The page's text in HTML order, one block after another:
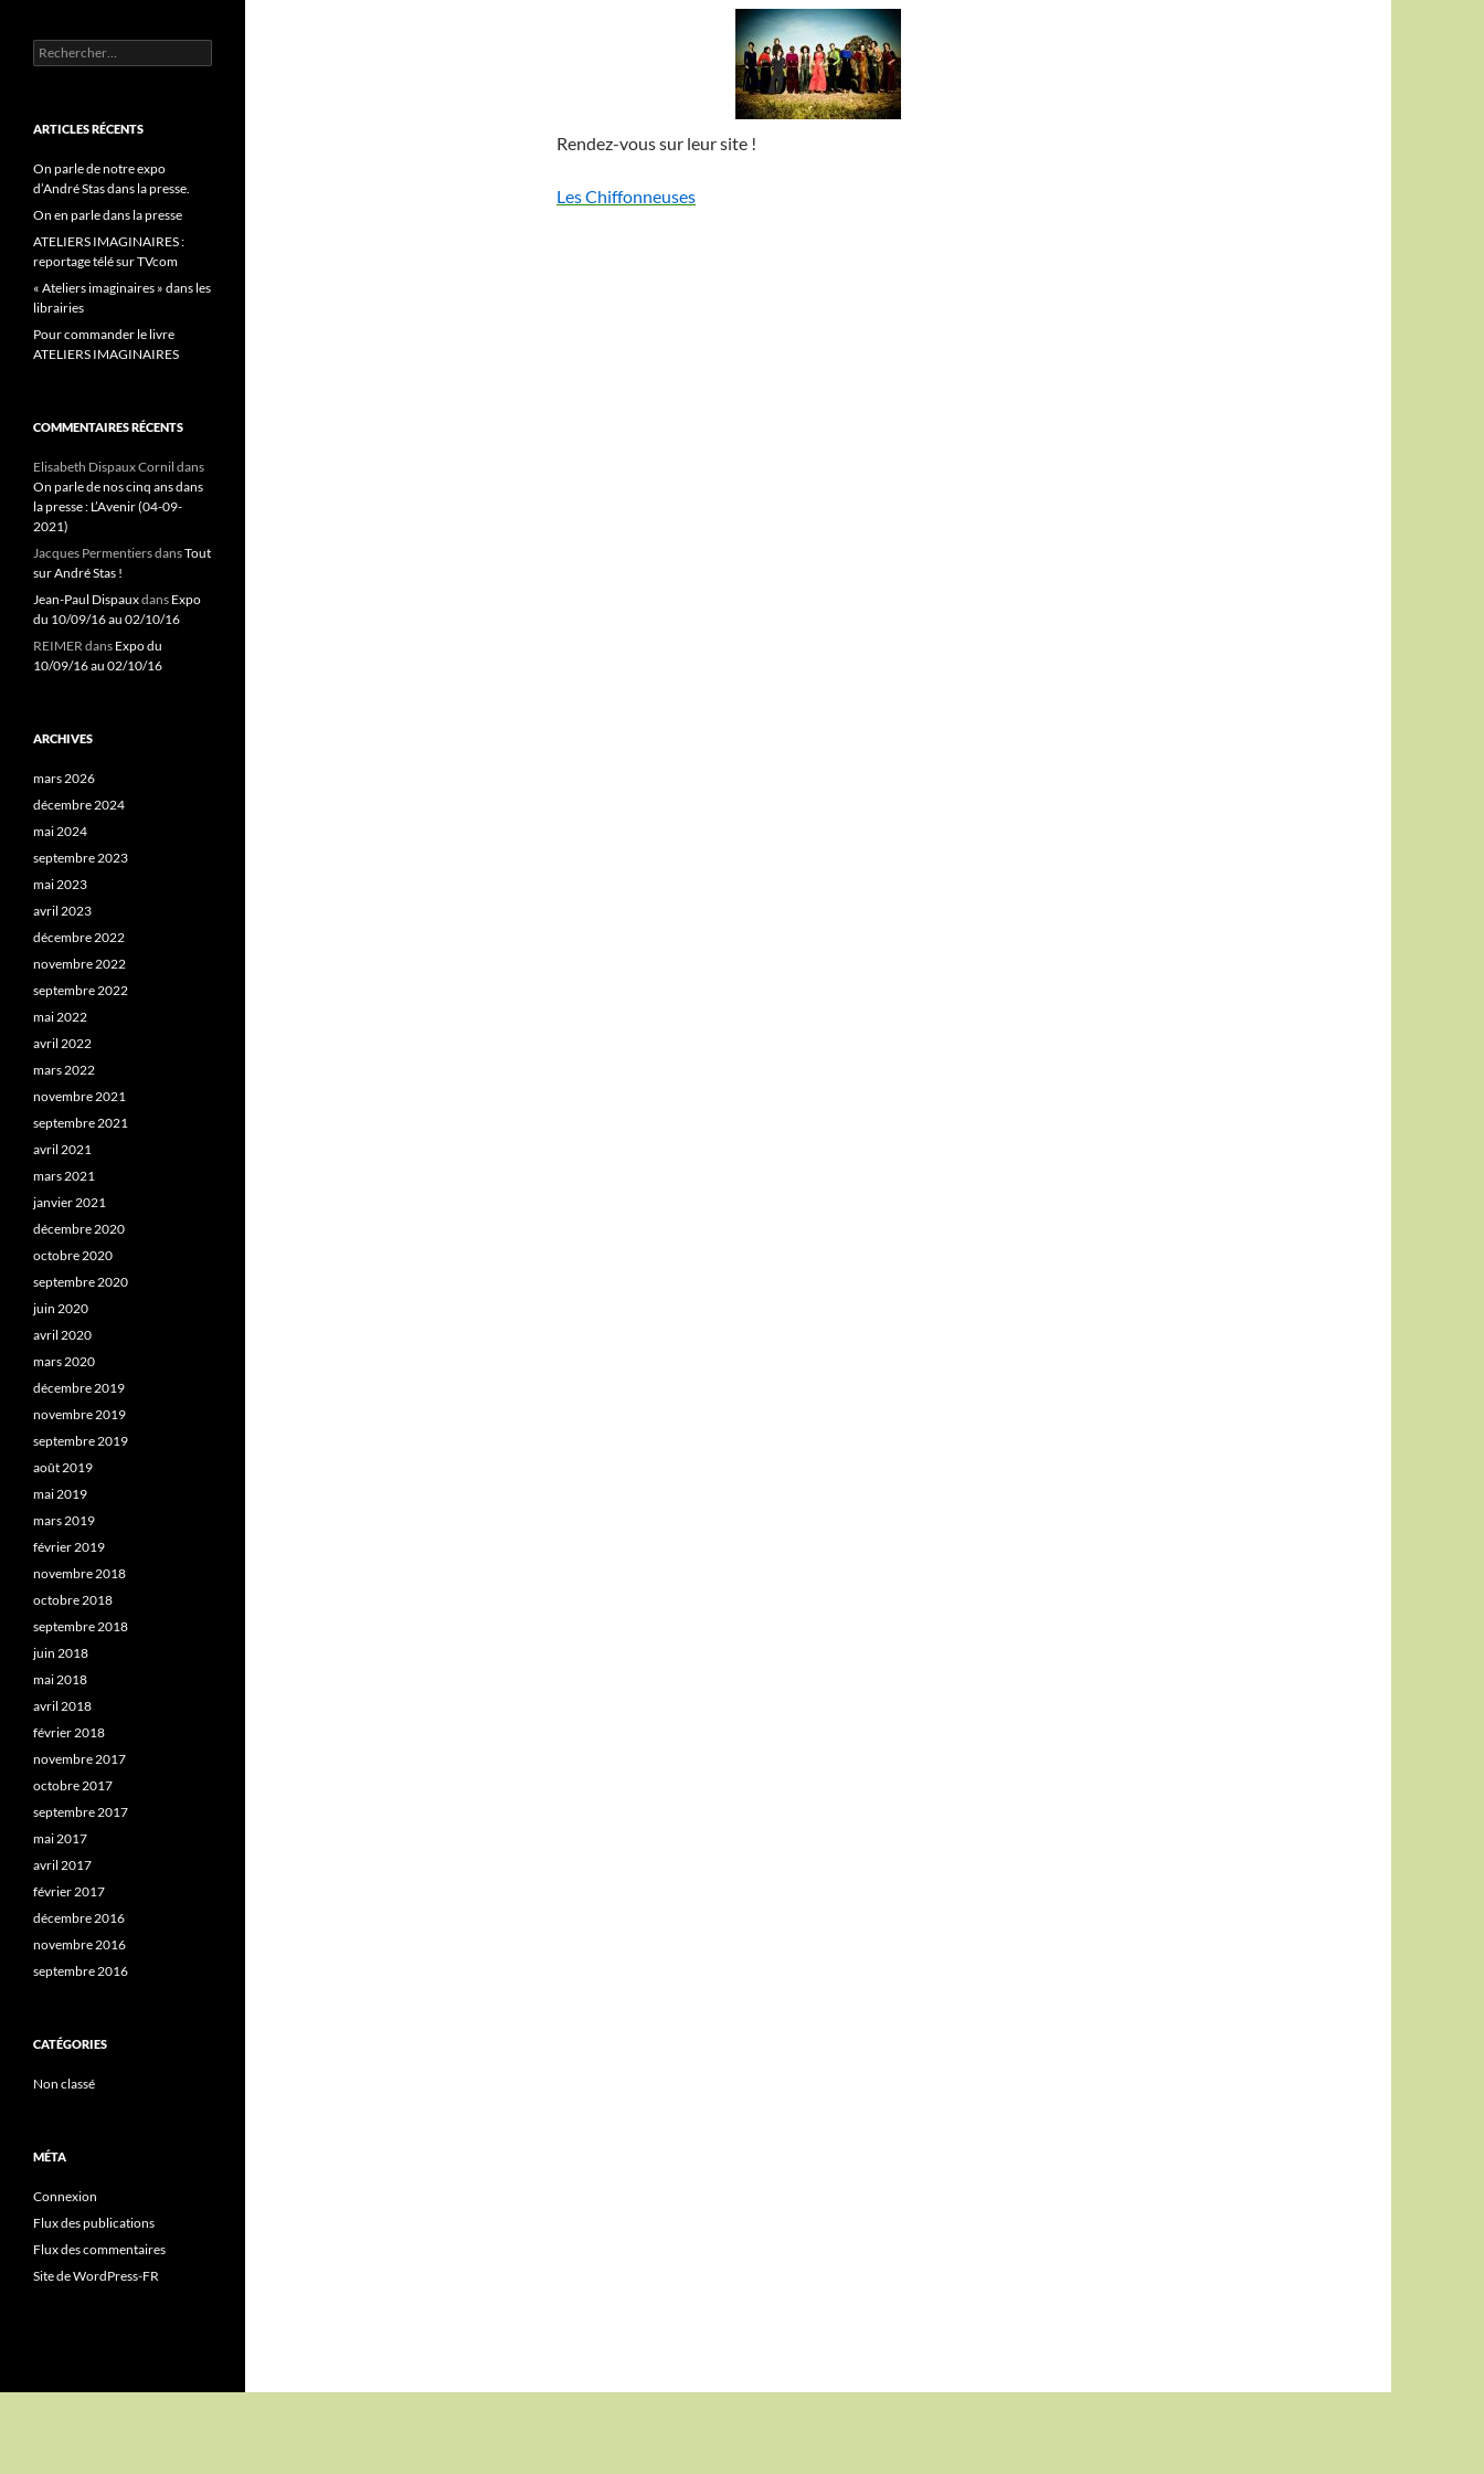
Rendez-vous sur leur site !
Les Chiffonneuses
Rechercher :
ARTICLES RÉCENTS
On parle de notre expo
d’André Stas dans la presse.
On en parle dans la presse
ATELIERS IMAGINAIRES :
reportage télé sur TVcom
« Ateliers imaginaires » dans les
librairies
Pour commander le livre
ATELIERS IMAGINAIRES
COMMENTAIRES RÉCENTS
Elisabeth Dispaux Cornil dans
On parle de nos cinq ans dans
la presse : L’Avenir (04-09-
2021)
Jacques PermentiersdansTout
sur André Stas !
Jean-Paul Dispauxdans Expo
du 10/09/16 au 02/10/16
REIMERdans Expo du
10/09/16 au 02/10/16
ARCHIVES
mars 2026
décembre 2024
mai 2024
septembre 2023
mai 2023
avril 2023
décembre 2022
novembre 2022
septembre 2022
mai 2022
avril 2022
mars 2022
novembre 2021
septembre 2021
avril 2021
mars 2021
janvier 2021
décembre 2020
octobre 2020
septembre 2020
juin 2020
avril 2020
mars 2020
décembre 2019
novembre 2019
septembre 2019
août 2019
mai 2019
mars 2019
février 2019
novembre 2018
octobre 2018
septembre 2018
juin 2018
mai 2018
avril 2018
février 2018
novembre 2017
octobre 2017
septembre 2017
mai 2017
avril 2017
février 2017
décembre 2016
novembre 2016
septembre 2016
CATÉGORIES
Non classé
MÉTA
Connexion
Flux des publications
Flux des commentaires
Site de WordPress-FR